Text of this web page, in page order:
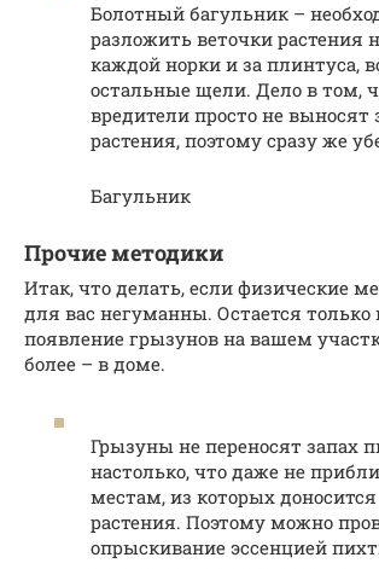
Болотный багульник –
разложить веточки растения
каждой норки и за плинтуса,
остальные щели. Дело в том,
вредители просто не выносят
растения, поэтому сразу же
Багульник
Прочие методики
Итак, что делать, если физические
для вас негуманны. Остается только
появление грызунов на вашем
более – в доме.
Грызуны не переносят запах
настолько, что даже не
местам, из которых доносится
растения. Поэтому можно
опрыскивание эссенцией